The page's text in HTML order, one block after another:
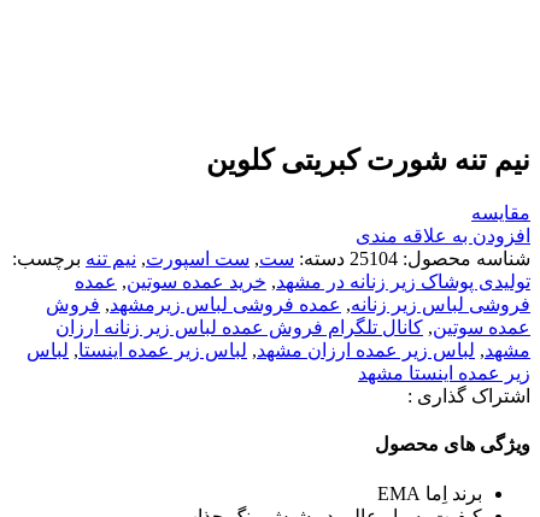
نیم تنه شورت کبریتی کلوین
مقایسه
افزودن به علاقه مندی
شناسه محصول: 25104 دسته: ست, ست اسپورت, نیم تنه برچسب:
تولیدی پوشاک زیر زنانه در مشهد, خرید عمده سوتین, عمده
فروشی لباس زير زنانه, عمده فروشی لباس زیرمشهد, فروش
عمده سوتین, کانال تلگرام فروش عمده لباس زير زنانه ارزان
مشهد, لباس زير عمده ارزان مشهد, لباس زير عمده اينستا, لباس
زير عمده اينستا مشهد
اشتراک گذاری :
ویژگی های محصول
برند اِما EMA